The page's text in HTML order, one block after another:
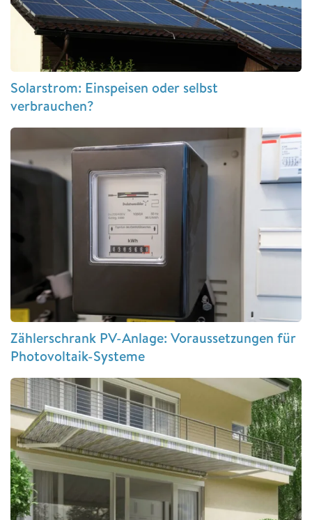
Solarstrom: Einspeisen oder selbst
verbrauchen?
Zählerschrank PV-Anlage: Voraussetzungen für
Photovoltaik-Systeme